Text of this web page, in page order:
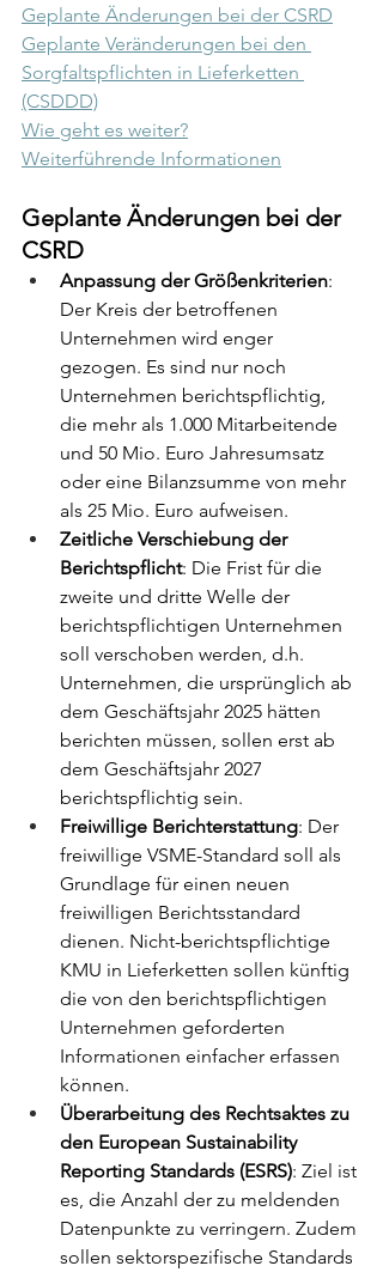
Geplante Änderungen bei der CSRD
Geplante Veränderungen bei den
Sorgfaltspflichten in Lieferketten
(CSDDD)
Wie geht es weiter?
Weiterführende Informationen
Geplante Änderungen bei der
CSRD
Anpassung der Größenkriterien:
Der Kreis der betroffenen
Unternehmen wird enger
gezogen. Es sind nur noch
Unternehmen berichtspflichtig,
die mehr als 1.000 Mitarbeitende
und 50 Mio. Euro Jahresumsatz
oder eine Bilanzsumme von mehr
als 25 Mio. Euro aufweisen.
Zeitliche Verschiebung der
Berichtspflicht: Die Frist für die
zweite und dritte Welle der
berichtspflichtigen Unternehmen
soll verschoben werden, d.h.
Unternehmen, die ursprünglich ab
dem Geschäftsjahr 2025 hätten
berichten müssen, sollen erst ab
dem Geschäftsjahr 2027
berichtspflichtig sein.
Freiwillige Berichterstattung: Der
freiwillige VSME-Standard soll als
Grundlage für einen neuen
freiwilligen Berichtsstandard
dienen. Nicht-berichtspflichtige
KMU in Lieferketten sollen künftig
die von den berichtspflichtigen
Unternehmen geforderten
Informationen einfacher erfassen
können.
Überarbeitung des Rechtsaktes zu
den European Sustainability
Reporting Standards (ESRS): Ziel ist
es, die Anzahl der zu meldenden
Datenpunkte zu verringern. Zudem
sollen sektorspezifische Standards